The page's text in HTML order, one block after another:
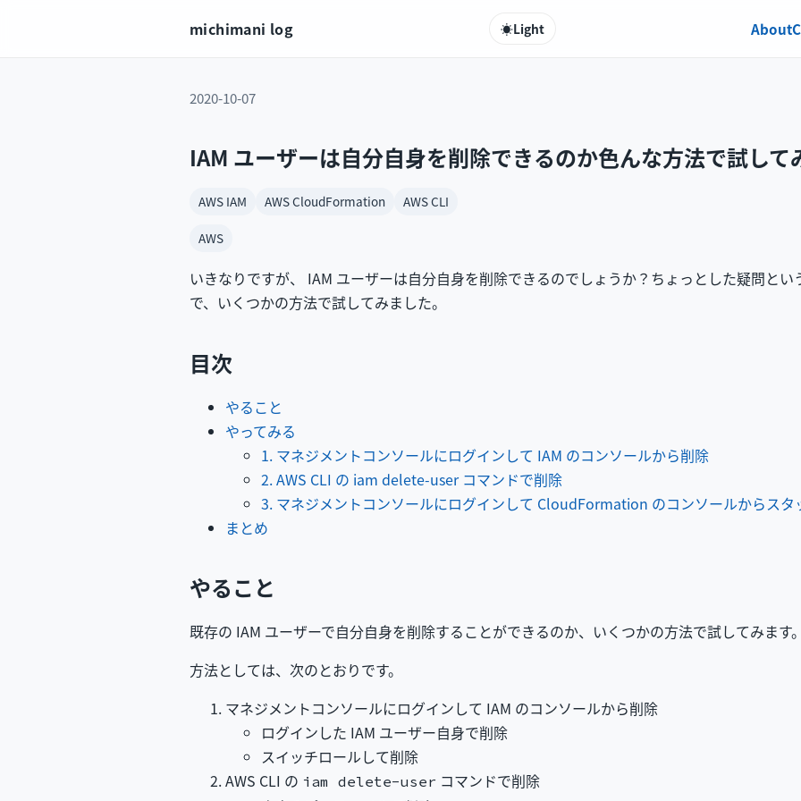
michimani log ☀️Light About
2020-10-07
IAM ユーザーは自分自身を削除できるのか色んな方法で試して
AWS IAM AWS CloudFormation AWS CLI
AWS
いきなりですが、 IAM ユーザーは自分自身を削除できるのでしょうか？ちょっとした疑問と
で、いくつかの方法で試してみました。
目次
やること
やってみる
1. マネジメントコンソールにログインして IAM のコンソールから削除
2. AWS CLI の iam delete-user コマンドで削除
3. マネジメントコンソールにログインして CloudFormation のコンソールからスタ
まとめ
やること
既存の IAM ユーザーで自分自身を削除することができるのか、いくつかの方法で試してみます。
方法としては、次のとおりです。
マネジメントコンソールにログインして IAM のコンソールから削除
ログインした IAM ユーザー自身で削除
スイッチロールして削除
AWS CLI の iam delete-user コマンドで削除